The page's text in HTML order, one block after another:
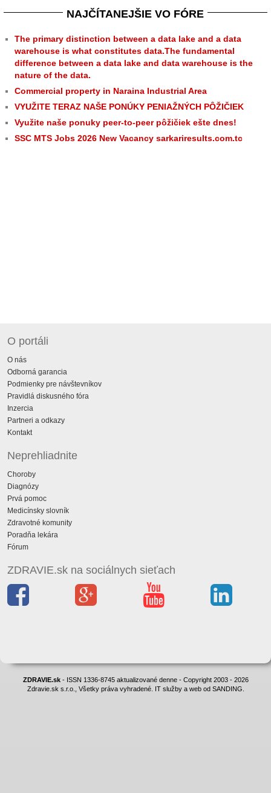
NAJČÍTANEJŠIE VO FÓRE
The primary distinction between a data lake and a data
warehouse is what constitutes data.The fundamental
difference between a data lake and data warehouse is the
nature of the data.
Commercial property in Naraina Industrial Area
VYUŽITE TERAZ NAŠE PONÚKY PENIAŽNÝCH PÔŽIČIEK
Využite naše ponuky peer-to-peer pôžičiek ešte dnes!
SSC MTS Jobs 2026 New Vacancy sarkariresults.com.tc
O portáli
O nás
Odborná garancia
Podmienky pre návštevníkov
Pravidlá diskusného fóra
Inzercia
Partneri a odkazy
Kontakt
Neprehliadnite
Choroby
Diagnózy
Prvá pomoc
Medicínsky slovník
Zdravotné komunity
Poradňa lekára
Fórum
ZDRAVIE.sk na sociálnych sieťach
ZDRAVIE.sk- ISSN 1336-8745 aktualizované denne - Copyright 2003 - 2026
Zdravie.sk s.r.o., Všetky práva vyhradené. IT služby a web od SANDING.